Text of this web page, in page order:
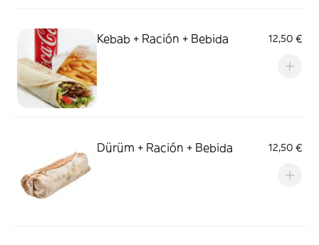
Kebab + Ración + Bebida 12,50 €
Dürüm + Ración + Bebida 12,50 €